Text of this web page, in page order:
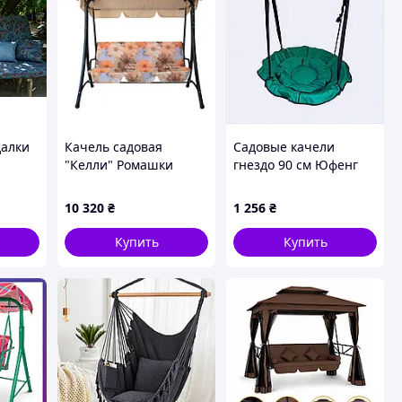
Качель садовая
"Келли" Ромашки
10 320 ₴
Купить
Садовые качели
гнездо 90 см Юфенг
1 256 ₴
Купить